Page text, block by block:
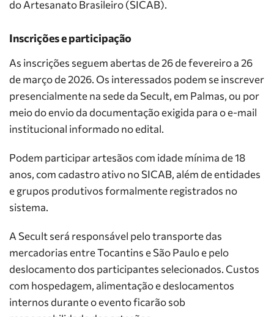
do Artesanato Brasileiro (SICAB).
Inscrições e participação
As inscrições seguem abertas de 26 de fevereiro a 26
de março de 2026. Os interessados podem se inscrever
presencialmente na sede da Secult, em Palmas, ou por
meio do envio da documentação exigida para o e-mail
institucional informado no edital.
Podem participar artesãos com idade mínima de 18
anos, com cadastro ativo no SICAB, além de entidades
e grupos produtivos formalmente registrados no
sistema.
A Secult será responsável pelo transporte das
mercadorias entre Tocantins e São Paulo e pelo
deslocamento dos participantes selecionados. Custos
com hospedagem, alimentação e deslocamentos
internos durante o evento ficarão sob